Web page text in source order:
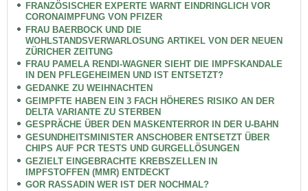
FRANZÖSISCHER EXPERTE WARNT EINDRINGLICH VOR
CORONAIMPFUNG VON PFIZER
FRAU BAERBOCK UND DIE
WOHLSTANDSVERWARLOSUNG ARTIKEL VON DER NEUEN
ZÜRICHER ZEITUNG
FRAU PAMELA RENDI-WAGNER SIEHT DIE IMPFSKANDALE
IN DEN PFLEGEHEIMEN UND IST ENTSETZT?
GEDANKE ZU WEIHNACHTEN
GEIMPFTE HABEN EIN 3 FACH HÖHERES RISIKO AN DER
DELTA VARIANTE ZU STERBEN
GESPRÄCHE ÜBER DEN MASKENTERROR IN DER U-BAHN
GESUNDHEITSMINISTER ANSCHOBER ENTSETZT ÜBER
CHIPS AUF PCR TESTS UND GURGELLÖSUNGEN
GEZIELT EINGEBRACHTE KREBSZELLEN IN
IMPFSTOFFEN (MMR) ENTDECKT
GOR RASSADIN WER IST DER NOCHMAL?